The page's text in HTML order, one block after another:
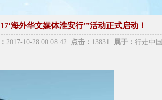
海外华文媒体淮安行’”活动正式启动！
2017-10-28 00:08:42 点击： 13831 属于： 行走中国